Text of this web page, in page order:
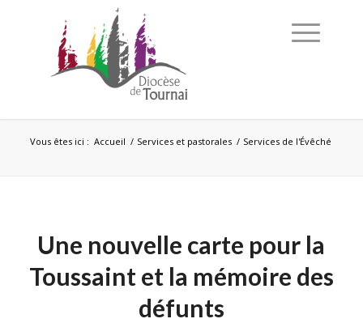
Vous êtes ici : Accueil / Services et pastorales / Services de l'Évêché
Une nouvelle carte pour la
Toussaint et la mémoire des
défunts